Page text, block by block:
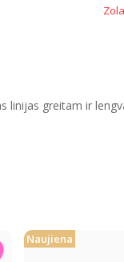
Zola
linijas greitam ir
Naujiena